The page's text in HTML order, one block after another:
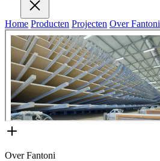
Home Producten Projecten Over Fantoni
Over Fantoni